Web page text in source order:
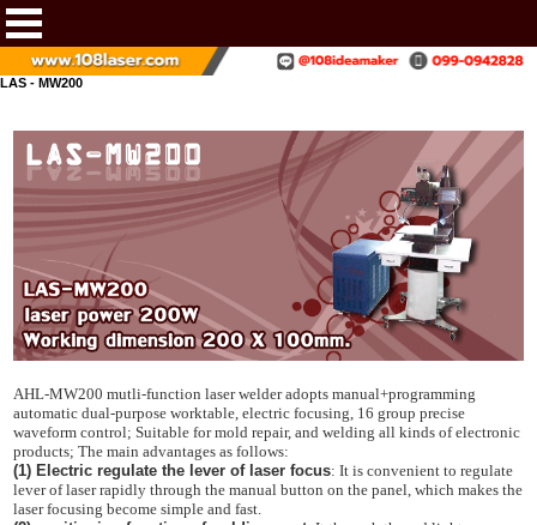
LAS - MW200
AHL-MW200 mutli-function laser welder adopts manual+programming
automatic dual-purpose worktable, electric focusing, 16 group precise
waveform control; Suitable for mold repair, and welding all kinds of electronic
products; The main advantages as follows:
(1) Electric regulate the lever of laser focus: It is convenient to regulate
lever of laser rapidly through the manual button on the panel, which makes the
laser focusing become simple and fast.